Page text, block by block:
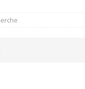
30. April 2022 ]